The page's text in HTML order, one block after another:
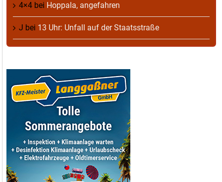
4×4 bei Hoppala, angefahren
J bei 13 Uhr: Unfall auf der Staatsstraße